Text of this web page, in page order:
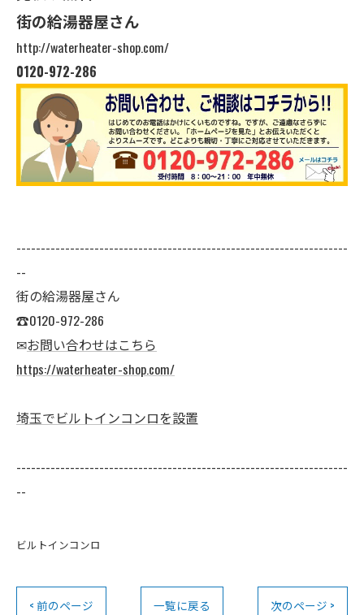
街の給湯器屋さん
http://waterheater-shop.com/
0120-972-286
--------------------------------------------------------------------
--
街の給湯器屋さん
☎0120-972-286
✉お問い合わせはこちら
https://waterheater-shop.com/
埼玉でビルトインコンロを設置
--------------------------------------------------------------------
--
ビルトインコンロ
< 前のページ 一覧に戻る 次のページ >